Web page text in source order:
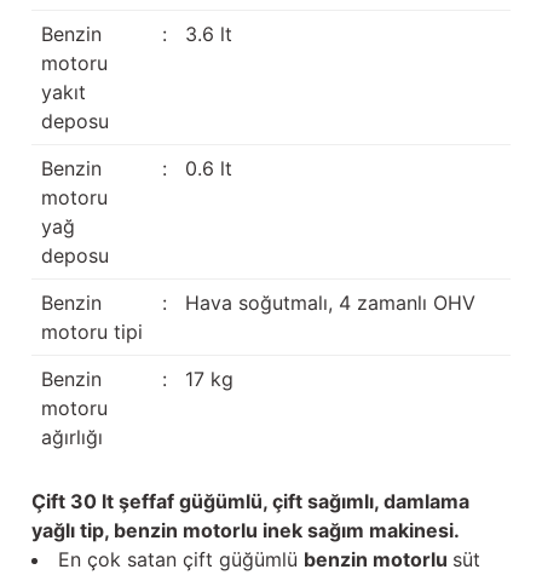
Benzin
motoru
yakıt
deposu
: 3.6 lt
Benzin
motoru
yağ
deposu
: 0.6 lt
Benzin
motoru tipi
: Hava soğutmalı, 4 zamanlı OHV
Benzin
motoru
ağırlığı
: 17 kg
Çift 30 lt şeffaf güğümlü, çift sağımlı, damlama
yağlı tip, benzin motorlu inek sağım makinesi.
En çok satan çift güğümlü benzin motorlu süt